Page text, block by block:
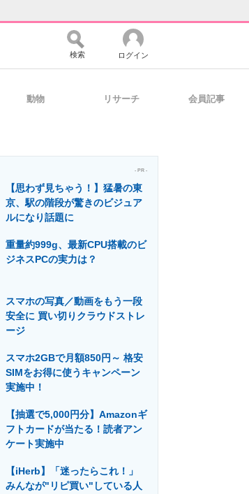
マーケ×ITの今がよく分かる
建設×テクノロジーの最前線
検索 ログイン
動物 リサーチ 会員記事
- PR -
【思わず見ちゃう！】猛暑の東
京、駅の階段が驚きのビジュア
ルになり話題に
重量約999g、最新CPU搭載のビ
ジネスPCの実力は？
スマホの写真／動画をもう一段
安全に 買い切りクラウドストレ
ージ
スマホ2GBで月額850円～ 格安
SIMをお得に使うキャンペーン
実施中！
【抽選で5,000円分】Amazonギ
フトカードが当たる！読者アン
ケート実施中
【iHerb】「迷ったらこれ！」
みんなが"リピ買い"している人